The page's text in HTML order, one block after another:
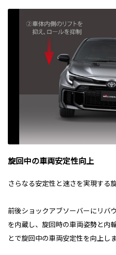
旋回中の車両安定性向上
さらなる安定性と速さを実現する
前後ショックアブソーバーにリバ
を内蔵し、旋回時の車両姿勢と内
とで旋回中の車両安定性を向上しま